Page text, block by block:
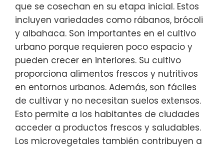
que se cosechan en su etapa inicial. Estos
incluyen variedades como rábanos, brócoli
y albahaca. Son importantes en el cultivo
urbano porque requieren poco espacio y
pueden crecer en interiores. Su cultivo
proporciona alimentos frescos y nutritivos
en entornos urbanos. Además, son fáciles
de cultivar y no necesitan suelos extensos.
Esto permite a los habitantes de ciudades
acceder a productos frescos y saludables.
Los microvegetales también contribuyen a